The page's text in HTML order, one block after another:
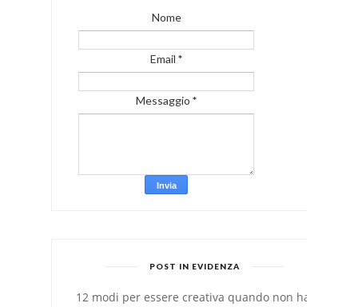
Nome
Email *
Messaggio *
POST IN EVIDENZA
12 modi per essere creativa quando non hai